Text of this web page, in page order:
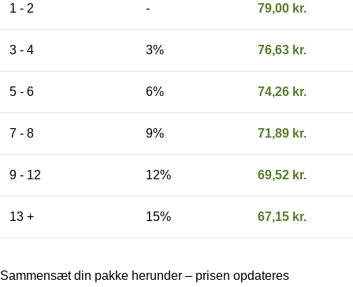
1 - 2 - 79,00 kr.
3 - 4 3% 76,63 kr.
5 - 6 6% 74,26 kr.
7 - 8 9% 71,89 kr.
9 - 12 12% 69,52 kr.
13 + 15% 67,15 kr.
Sammensæt din pakke herunder – prisen opdateres